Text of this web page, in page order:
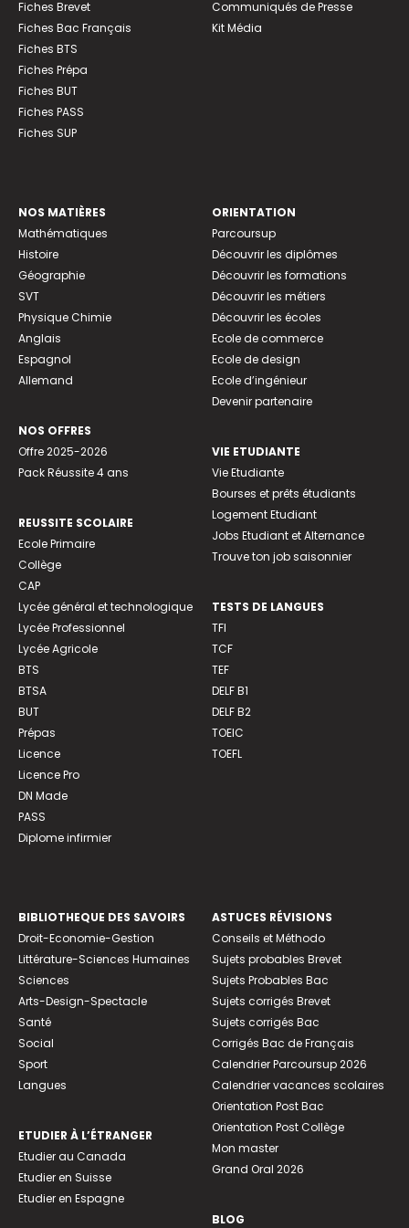
Fiches Brevet
Fiches Bac Français
Fiches BTS
Fiches Prépa
Fiches BUT
Fiches PASS
Fiches SUP
Communiqués de Presse
Kit Média
NOS MATIÈRES
Mathématiques
Histoire
Géographie
SVT
Physique Chimie
Anglais
Espagnol
Allemand
NOS OFFRES
Offre 2025-2026
Pack Réussite 4 ans
REUSSITE SCOLAIRE
Ecole Primaire
Collège
CAP
Lycée général et technologique
Lycée Professionnel
Lycée Agricole
BTS
BTSA
BUT
Prépas
Licence
Licence Pro
DN Made
PASS
Diplome infirmier
ORIENTATION
Parcoursup
Découvrir les diplômes
Découvrir les formations
Découvrir les métiers
Découvrir les écoles
Ecole de commerce
Ecole de design
Ecole d’ingénieur
Devenir partenaire
VIE ETUDIANTE
Vie Etudiante
Bourses et prêts étudiants
Logement Etudiant
Jobs Etudiant et Alternance
Trouve ton job saisonnier
TESTS DE LANGUES
TFI
TCF
TEF
DELF B1
DELF B2
TOEIC
TOEFL
BIBLIOTHEQUE DES SAVOIRS
Droit-Economie-Gestion
Littérature-Sciences Humaines
Sciences
Arts-Design-Spectacle
Santé
Social
Sport
Langues
ETUDIER À L’ÉTRANGER
Etudier au Canada
Etudier en Suisse
Etudier en Espagne
ASTUCES RÉVISIONS
Conseils et Méthodo
Sujets probables Brevet
Sujets Probables Bac
Sujets corrigés Brevet
Sujets corrigés Bac
Corrigés Bac de Français
Calendrier Parcoursup 2026
Calendrier vacances scolaires
Orientation Post Bac
Orientation Post Collège
Mon master
Grand Oral 2026
BLOG